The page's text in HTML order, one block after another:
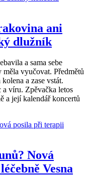
ani
dlužník
a sama sebe
měla vyučovat. Předmětů
a zase vstát.
víru. Zpěvačka letos
a její kalendář koncertů
Nová
Vesna